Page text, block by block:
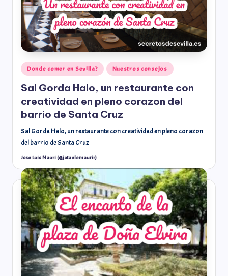
Donde comer en Sevilla? Nuestros consejos
Sal Gorda Halo, un restaurante con
creatividad en pleno corazon del
barrio de Santa Cruz
Sal Gorda Halo, un restaurante con creatividad en pleno corazon
del barrio de Santa Cruz
Jose Luis Mauri (@jotaelemaurir)